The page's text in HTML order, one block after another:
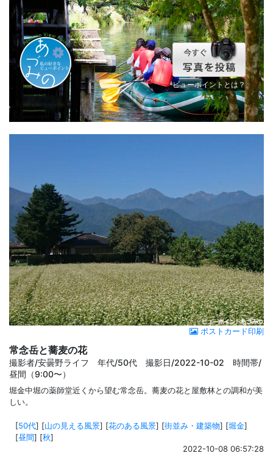
ビューポイントとは？
ポストカード印刷
常念岳と蕎麦の花
撮影者/安曇野ライフ 年代/50代 撮影日/2022-10-02 時間帯/
昼間（9:00〜）
堀金中堀の薬師堂近くから望む常念岳。蕎麦の花と屋敷林との調和が美
しい。
[50代] [山の見える風景] [花のある風景] [街並み・建築物] [堀金]
[昼間] [秋]
2022-10-08 06:57:28